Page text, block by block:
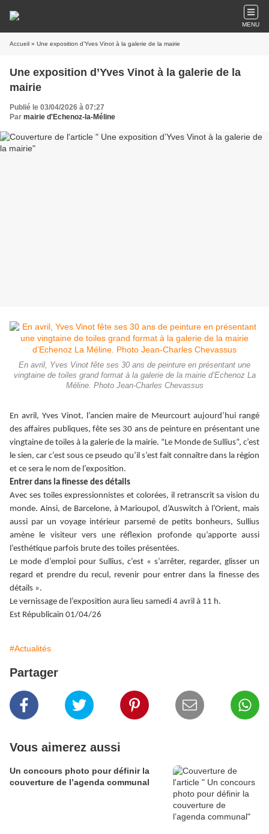
MENU
Accueil » Une exposition d’Yves Vinot à la galerie de la mairie
Une exposition d’Yves Vinot à la galerie de la
mairie
Publié le 03/04/2026 à 07:27
Par mairie d'Echenoz-la-Méline
En avril, Yves Vinot fête ses 30 ans de peinture en présentant une
vingtaine de toiles grand format à la galerie de la mairie d’Echenoz La
Méline. Photo Jean-Charles Chevassus
En avril, Yves Vinot, l’ancien maire de Meurcourt aujourd’hui rangé
des affaires publiques, fête ses 30 ans de peinture en présentant une
vingtaine de toiles à la galerie de la mairie. “Le Monde de Sullius”, c’est
le sien, car c’est sous ce pseudo qu’il s’est fait connaître dans la région
et ce sera le nom de l’exposition.
Entrer dans la finesse des détails
Avec ses toiles expressionnistes et colorées, il retranscrit sa vision du
monde. Ainsi, de Barcelone, à Marioupol, d’Auswitch à l’Orient, mais
aussi par un voyage intérieur parsemé de petits bonheurs, Sullius
amène le visiteur vers une réflexion profonde qu’apporte aussi
l’esthétique parfois brute des toiles présentées.
Le mode d’emploi pour Sullius, c’est « s’arrêter, regarder, glisser un
regard et prendre du recul, revenir pour entrer dans la finesse des
détails ».
Le vernissage de l’exposition aura lieu samedi 4 avril à 11 h.
Est Républicain 01/04/26
#Actualités
Partager
Vous aimerez aussi
Un concours photo pour définir la
couverture de l’agenda communal